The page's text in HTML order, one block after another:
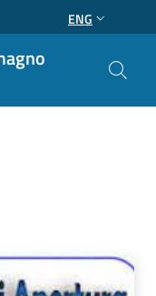
ENG